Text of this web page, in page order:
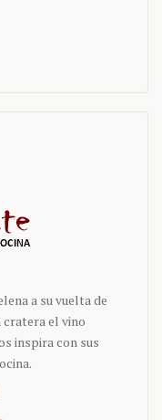
a su vuelta de
cratera el vino
inspira con sus